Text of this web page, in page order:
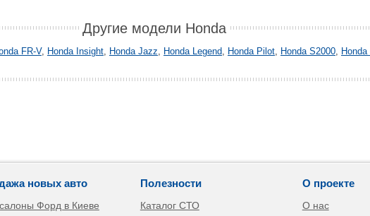
Другие модели Honda
FR-V, Honda Insight Honda Jazz Honda Legend Honda Pilot Honda S2000
новых авто
Форд в Киеве
Полезности
Каталог СТО
О проекте
О нас